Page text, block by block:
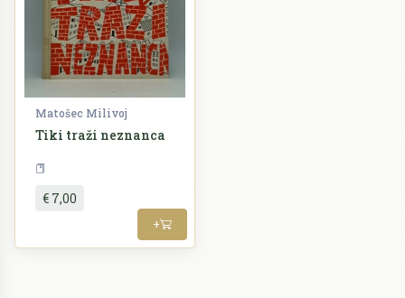
Matošec Milivoj
Tiki traži neznanca
€ 7,00
+